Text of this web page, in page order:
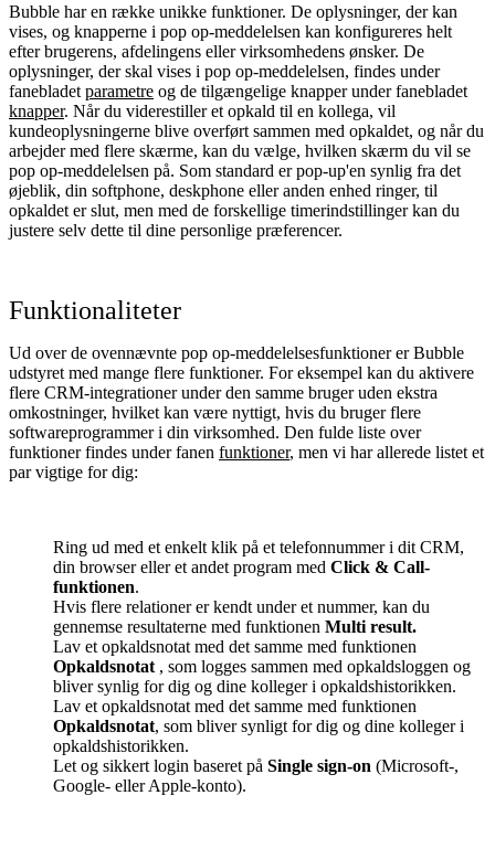
Bubble har en række unikke funktioner. De oplysninger, der kan
vises, og knapperne i pop op-meddelelsen kan konfigureres helt
efter brugerens, afdelingens eller virksomhedens ønsker. De
oplysninger, der skal vises i pop op-meddelelsen, findes under
fanebladet parametre og de tilgængelige knapper under fanebladet
knapper. Når du viderestiller et opkald til en kollega, vil
kundeoplysningerne blive overført sammen med opkaldet, og når du
arbejder med flere skærme, kan du vælge, hvilken skærm du vil se
pop op-meddelelsen på. Som standard er pop-up'en synlig fra det
øjeblik, din softphone, deskphone eller anden enhed ringer, til
opkaldet er slut, men med de forskellige timerindstillinger kan du
justere selv dette til dine personlige præferencer.
Funktionaliteter
Ud over de ovennævnte pop op-meddelelsesfunktioner er Bubble
udstyret med mange flere funktioner. For eksempel kan du aktivere
flere CRM-integrationer under den samme bruger uden ekstra
omkostninger, hvilket kan være nyttigt, hvis du bruger flere
softwareprogrammer i din virksomhed. Den fulde liste over
funktioner findes under fanen funktioner, men vi har allerede listet et
par vigtige for dig:
Ring ud med et enkelt klik på et telefonnummer i dit CRM,
din browser eller et andet program med Click & Call-
funktionen.
Hvis flere relationer er kendt under et nummer, kan du
gennemse resultaterne med funktionen Multi result.
Lav et opkaldsnotat med det samme med funktionen
Opkaldsnotat , som logges sammen med opkaldsloggen og
bliver synlig for dig og dine kolleger i opkaldshistorikken.
Lav et opkaldsnotat med det samme med funktionen
Opkaldsnotat, som bliver synligt for dig og dine kolleger i
opkaldshistorikken.
Let og sikkert login baseret på Single sign-on (Microsoft-,
Google- eller Apple-konto).